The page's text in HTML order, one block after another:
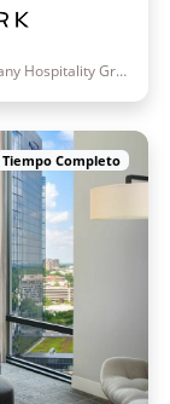
Publicado 20 de julio de 2026 por B.F. Saul Company Hospitality Group
Tiempo Completo